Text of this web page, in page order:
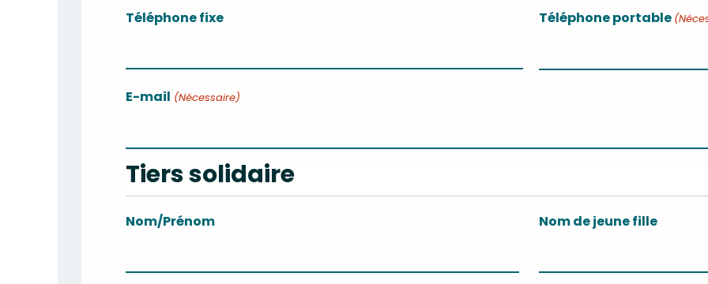
slash
slash
AAAA
Téléphone fixe Téléphone portable
E-mail (Nécessaire)
Tiers solidaire
Nom/Prénom Nom de jeune fille